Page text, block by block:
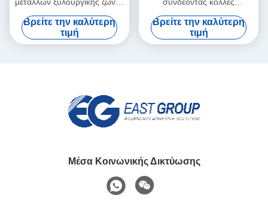
ακρών για την αυτόματη
μηχανή ζώνης
Βρείτε την καλύτερη
τιμή
λειωμένων μετάλλων
πολυουρεθάνιου PUR καυτές
για τα έπιπλα
Βρείτε την καλύτερη
τιμή
Μέσα Κοινωνικής Δικτύωσης